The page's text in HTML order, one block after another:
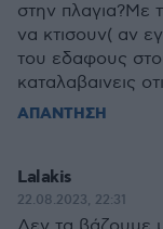
στην πλαγια?Με
να κτισουν( αν
του εδαφους
καταλαβαινεις
ΑΠΑΝΤΗΣΗ
Lalakis
22.08.2023, 22:31